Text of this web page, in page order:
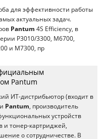
для эффективности работы
актуальных задач.
Pantum 4S Efficiency, в
P3010/3300, M6700,
и M7300, пр
Pantum
ИТ-дистрибьютор (входит в
Pantum , производитель
устройств
тонер-картриджей,
о сотрудничестве. В